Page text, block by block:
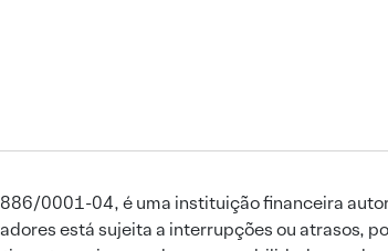
0001-04, é uma instituição financeira
está sujeita a interrupções ou atrasos,